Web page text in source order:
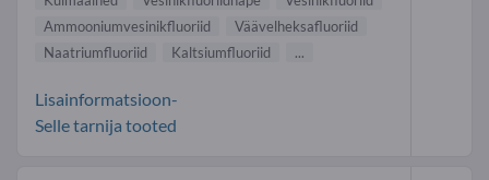
Ammooniumvesinikfluoriid
Väävelheksafluoriid
Naatriumfluoriid
Kaltsiumfluoriid ...
Lisainformatsioon-
Selle tarnija tooted